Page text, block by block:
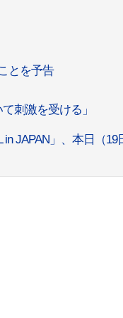
とを予告
刺激を受ける」
in JAPAN」、本日（19